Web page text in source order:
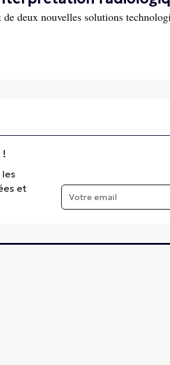
deux nouvelles solutions
!
et